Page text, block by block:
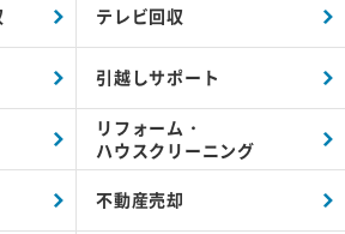
テレビ回収
引越しサポート
リフォーム・
ハウスクリーニング
不動産売却